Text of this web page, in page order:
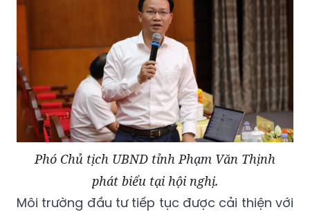
Phó Chủ tịch UBND tỉnh Phạm Văn Thịnh
phát biểu tại hội nghị.
Môi trường đầu tư tiếp tục được cải thiện với